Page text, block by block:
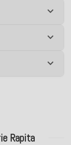
Rapita